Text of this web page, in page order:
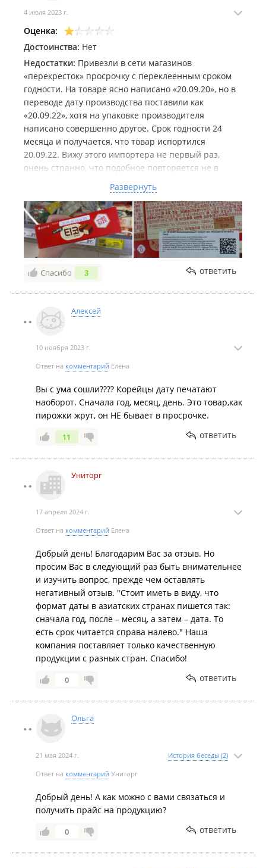
4 июля 2023 г.
Оценка:
Достоинства: Нет
Недостатки: Привезли в сети магазинов
«перекресток» просрочку с переклеенным сроком
годности. На товаре ясно написано «20.09.20», но в
переводе дату производства поставили как
«20.09.22», хотя на упаковке производителя
написано совершенно другое. Срок годности 24
месяца и получается, что товар испортился
20.09.22. Вижу этого импортера не первый раз,
очень странно, что подобное повторяется не в
Люди, кто столкнулся с товарами
данного импоретра - будьте осторожны и
внимательно следите за тем, что покупаете.
Развернуть
Спасибо 3 ответить
Алексей
10 ноября 2023 г.
Ответ на комментарий Елена
Вы с ума сошли???? Корейцы дату печатают
наоборот. Сначала год, месяц, день. Это товар,как
пирожки жрут, он НЕ бывает в просрочке.
11 ответить
Униторг
17 апреля 2024 г.
Ответ на комментарий Елена
Добрый день! Благодарим Вас за отзыв. Но
просим Вас в следующий раз быть внимательнее
и изучить вопрос, прежде чем оставлять
негативный отзыв. "Стоит иметь в виду, что
формат даты в азиатских странах пишется так:
сначала год, после – месяц, а затем – дата. То
есть срок читается справа налево." Наша
компания поставляет только качественную
продукции с разных стран. Спасибо!
0 ответить
Ольга
21 мая 2024 г. История беседы (2)
Ответ на комментарий Униторг
Добрый день! А как можно с вами связаться и
получить прайс на продукцию?
0 ответить